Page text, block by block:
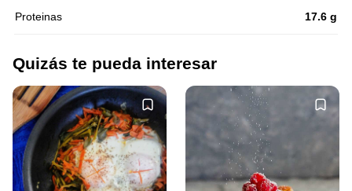
Proteinas 17.6 g
Quizás te pueda interesar